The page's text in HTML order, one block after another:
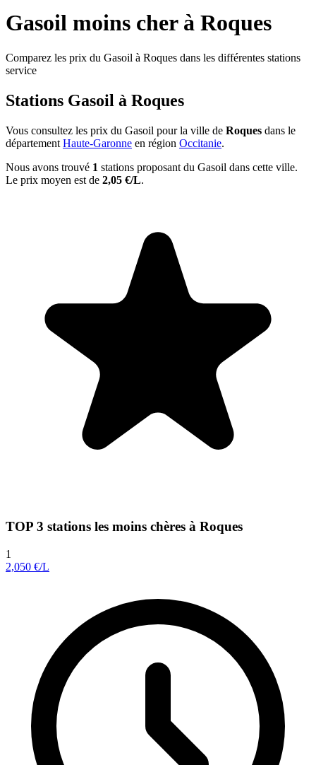
Gasoil moins cher à Roques
Comparez les prix du Gasoil à Roques dans les différentes stations
service
Stations Gasoil à Roques
Vous consultez les prix du Gasoil pour la ville de Roques dans le
département Haute-Garonne en région Occitanie.
Nous avons trouvé 1 stations proposant du Gasoil dans cette ville.
Le prix moyen est de 2,05 €/L.
TOP 3 stations les moins chères à Roques
1
2,050 €/L